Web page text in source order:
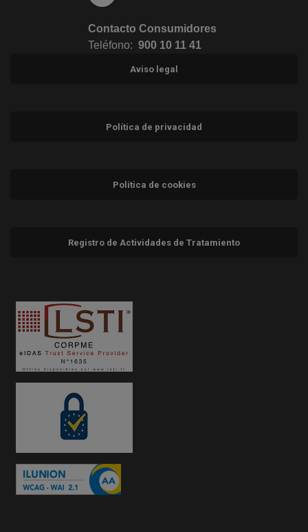
Contacto Consumidores
Teléfono: 900 10 11 41
Aviso legal
Política de privacidad
Política de cookies
Registro de Actividades de Tratamiento